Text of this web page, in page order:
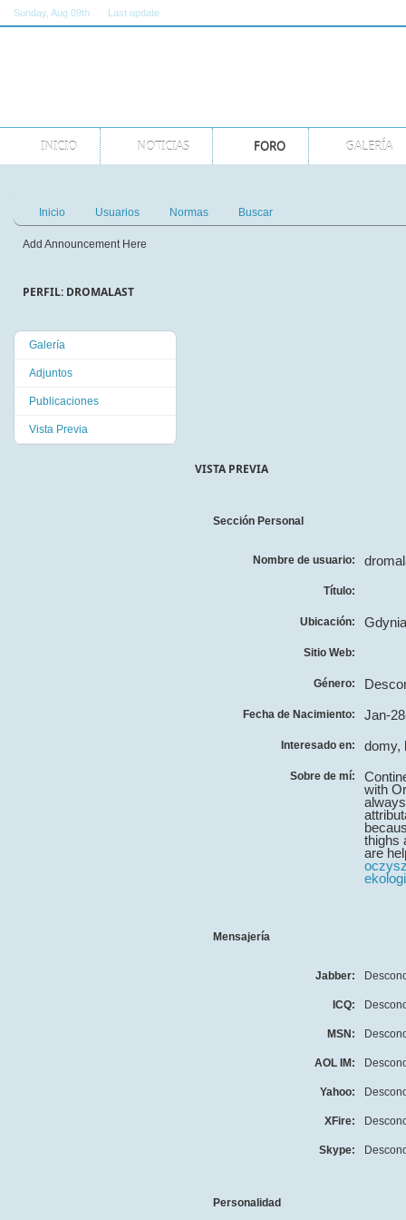
Sunday , Aug 09th Last update
INICIO NOTICIAS FORO GALERÍA
Inicio Usuarios Normas Buscar
Add Announcement Here
PERFIL: DROMALAST
Galería
Adjuntos
Publicaciones
Vista Previa
VISTA PREVIA
Sección Personal
Nombre de usuario:
Título:
Ubicación: Gdynia
Sitio Web:
Género:
Fecha de Nacimiento: Jan-
Interesado en: domy,
Sobre de mí:
with
thighs
are
Mensajería
Jabber:
ICQ:
MSN:
AOL IM:
Yahoo:
XFire:
Skype:
Personalidad